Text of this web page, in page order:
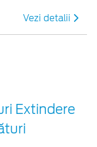
Vezi detalii
Extindere